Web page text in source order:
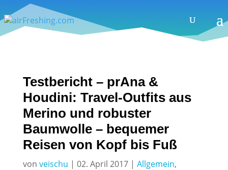
Testbericht – prAna &
Houdini: Travel-Outfits aus
Merino und robuster
Baumwolle – bequemer
Reisen von Kopf bis Fuß
von veischu | 02. April 2017| Allgemein,